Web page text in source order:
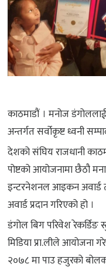
काठमाडौं । मनोज
अन्तर्गत सर्वोकृष्ट ध्वनी
देशको संघिय राजधानी
पोष्टको आयोजनामा छैठौ
इन्टरनेशनल आइकन अवार्ड
अवार्ड प्रदान गरिएको हो ।
डंगोल बिग परिवेश रेकर्डिङ
मिडिया प्रा.लीले आयोजना
२०७८ मा पाउ हजुरको